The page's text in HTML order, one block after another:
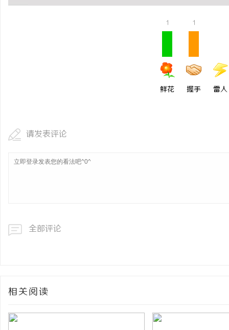
1
鲜花
1
握手 雷人
请发表评论
全部评论
相关阅读